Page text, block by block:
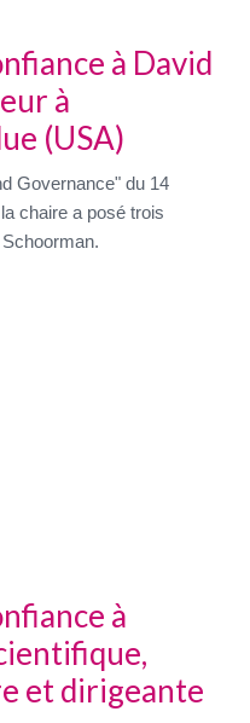
à David
à
(USA)
Governance" du 14
chaire a posé trois
à
et dirigeante